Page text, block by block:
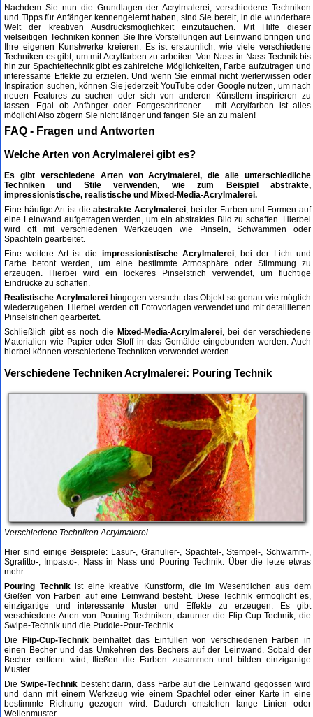
Nachdem Sie nun die Grundlagen der Acrylmalerei, verschiedene Techniken
und Tipps für Anfänger kennengelernt haben, sind Sie bereit, in die wunderbare
Welt der kreativen Ausdrucksmöglichkeit einzutauchen. Mit Hilfe dieser
vielseitigen Techniken können Sie Ihre Vorstellungen auf Leinwand bringen und
Ihre eigenen Kunstwerke kreieren. Es ist erstaunlich, wie viele verschiedene
Techniken es gibt, um mit Acrylfarben zu arbeiten. Von Nass-in-Nass-Technik bis
hin zur Spachteltechnik gibt es zahlreiche Möglichkeiten, Farbe aufzutragen und
interessante Effekte zu erzielen. Und wenn Sie einmal nicht weiterwissen oder
Inspiration suchen, können Sie jederzeit YouTube oder Google nutzen, um nach
neuen Features zu suchen oder sich von anderen Künstlern inspirieren zu
lassen. Egal ob Anfänger oder Fortgeschrittener – mit Acrylfarben ist alles
möglich! Also zögern Sie nicht länger und fangen Sie an zu malen!
FAQ - Fragen und Antworten
Welche Arten von Acrylmalerei gibt es?
Es gibt verschiedene Arten von Acrylmalerei, die alle unterschiedliche
Techniken und Stile verwenden, wie zum Beispiel abstrakte,
impressionistische, realistische und Mixed-Media-Acrylmalerei.
Eine häufige Art ist dieabstrakte Acrylmalerei , bei der Farben und Formen auf
eine Leinwand aufgetragen werden, um ein abstraktes Bild zu schaffen. Hierbei
wird oft mit verschiedenen Werkzeugen wie Pinseln, Schwämmen oder
Spachteln gearbeitet.
Eine weitere Art ist die impressionistische Acrylmalerei, bei der Licht und
Farbe betont werden, um eine bestimmte Atmosphäre oder Stimmung zu
erzeugen. Hierbei wird ein lockeres Pinselstrich verwendet, um flüchtige
Eindrücke zu schaffen.
Realistische Acrylmalerei hingegen versucht das Objekt so genau wie möglich
wiederzugeben. Hierbei werden oft Fotovorlagen verwendet und mit detaillierten
Pinselstrichen gearbeitet.
Schließlich gibt es noch dieMixed-Media-Acrylmalerei , bei der verschiedene
Materialien wie Papier oder Stoff in das Gemälde eingebunden werden. Auch
hierbei können verschiedene Techniken verwendet werden.
Verschiedene Techniken Acrylmalerei: Pouring Technik
Verschiedene Techniken Acrylmalerei
Hier sind einige Beispiele: Lasur-, Granulier-, Spachtel-, Stempel-, Schwamm-,
Sgrafitto-, Impasto-, Nass in Nass und Pouring Technik. Über die letze etwas
mehr:
Pouring Technikist eine kreative Kunstform, die im Wesentlichen aus dem
Gießen von Farben auf eine Leinwand besteht. Diese Technik ermöglicht es,
einzigartige und interessante Muster und Effekte zu erzeugen. Es gibt
verschiedene Arten von Pouring-Techniken, darunter die Flip-Cup-Technik, die
Swipe-Technik und die Puddle-Pour-Technik.
Die
Flip-Cup-Technikbeinhaltet das Einfüllen von verschiedenen Farben in
einen Becher und das Umkehren des Bechers auf der Leinwand. Sobald der
Becher entfernt wird, fließen die Farben zusammen und bilden einzigartige
Muster.
DieSwipe-Technik besteht darin, dass Farbe auf die Leinwand gegossen wird
und dann mit einem Werkzeug wie einem Spachtel oder einer Karte in eine
bestimmte Richtung gezogen wird. Dadurch entstehen lange Linien oder
Wellenmuster.